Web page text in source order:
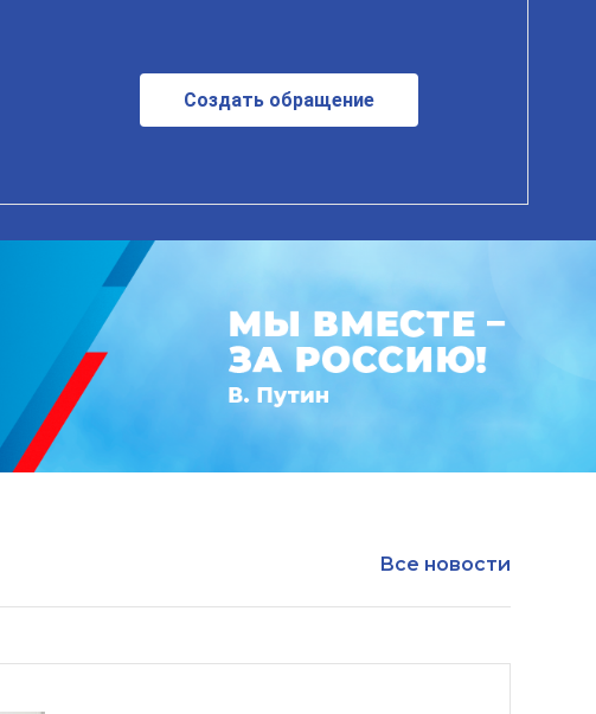
Создать обращение
Все новости